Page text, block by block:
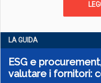
LA GUIDA
ESG e
valutare i fornitori: